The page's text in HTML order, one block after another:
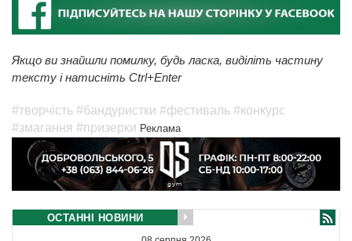
Якщо ви знайшли помилку, будь ласка, виділіть частину
тексту і натисніть Ctrl+Enter
#творчість #бандуристки #фестиваль #конкурс
#змагання #призерки Реклама
ОСТАННІ НОВИНИ